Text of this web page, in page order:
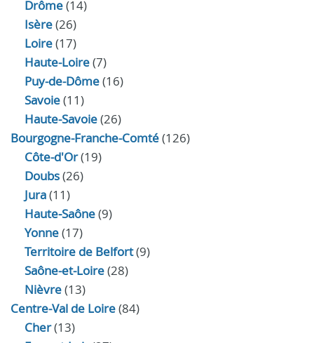
Drôme(14)
Isère(26)
Loire(17)
Haute-Loire(7)
Puy-de-Dôme(16)
Savoie(11)
Haute-Savoie(26)
Bourgogne-Franche-Comté(126)
Côte-d'Or(19)
Doubs(26)
Jura(11)
Haute‑Saône(9)
Yonne(17)
Territoire de Belfort(9)
Saône-et-Loire(28)
Nièvre(13)
Centre-Val de Loire(84)
Cher(13)